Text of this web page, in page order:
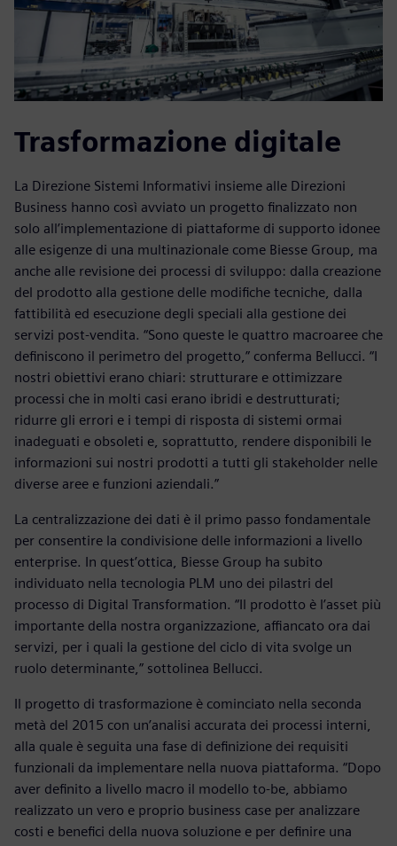
Trasformazione digitale
La Direzione Sistemi Informativi insieme alle Direzioni
Business hanno così avviato un progetto finalizzato non
solo all’implementazione di piattaforme di supporto idonee
alle esigenze di una multinazionale come Biesse Group, ma
anche alle revisione dei processi di sviluppo: dalla creazione
del prodotto alla gestione delle modifiche tecniche, dalla
fattibilità ed esecuzione degli speciali alla gestione dei
servizi post-vendita. “Sono queste le quattro macroaree che
definiscono il perimetro del progetto,” conferma Bellucci. “I
nostri obiettivi erano chiari: strutturare e ottimizzare
processi che in molti casi erano ibridi e destrutturati;
ridurre gli errori e i tempi di risposta di sistemi ormai
inadeguati e obsoleti e, soprattutto, rendere disponibili le
informazioni sui nostri prodotti a tutti gli stakeholder nelle
diverse aree e funzioni aziendali.”
La centralizzazione dei dati è il primo passo fondamentale
per consentire la condivisione delle informazioni a livello
enterprise. In quest’ottica, Biesse Group ha subito
individuato nella tecnologia PLM uno dei pilastri del
processo di Digital Transformation. “Il prodotto è l’asset più
importante della nostra organizzazione, affiancato ora dai
servizi, per i quali la gestione del ciclo di vita svolge un
ruolo determinante,” sottolinea Bellucci.
Il progetto di trasformazione è cominciato nella seconda
metà del 2015 con un’analisi accurata dei processi interni,
alla quale è seguita una fase di definizione dei requisiti
funzionali da implementare nella nuova piattaforma. “Dopo
aver definito a livello macro il modello to-be, abbiamo
realizzato un vero e proprio business case per analizzare
costi e benefici della nuova soluzione e per definire una